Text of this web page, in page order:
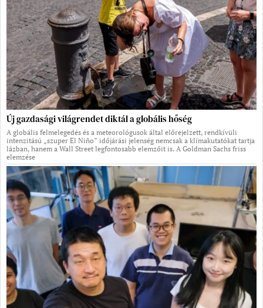
Új gazdasági világrendet diktál a globális hőség
A globális felmelegedés és a meteorológusok által előrejelzett, rendkívüli
intenzitású „szuper El Niño” időjárási jelenség nemcsak a klímakutatókat tartja
lázban, hanem a Wall Street legfontosabb elemzőit is. A Goldman Sachs friss
elemzése